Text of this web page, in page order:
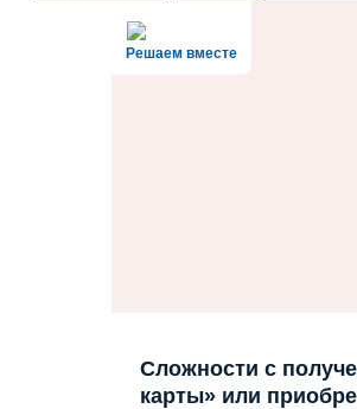
Решаем вместе
Сложности с
карты» или